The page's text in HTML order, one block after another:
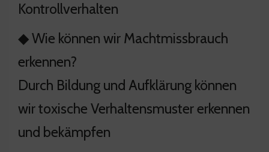
Kontrollverhalten
◆ Wie können wir Machtmissbrauch
erkennen?
Durch Bildung und Aufklärung können
wir toxische Verhaltensmuster erkennen
und bekämpfen